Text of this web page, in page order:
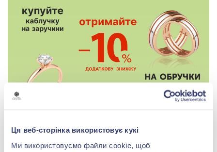
Ця веб-сторінка використовує кукі
Ми використовуємо файли cookie, щоб
-80% -80%